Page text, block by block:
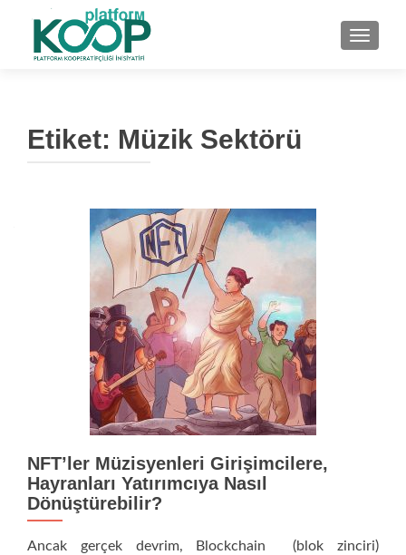
Etiket: Müzik Sektörü
NFT’ler Müzisyenleri Girişimcilere,
Hayranları Yatırımcıya Nasıl
Dönüştürebilir?
Ancak gerçek devrim, Blockchain (blok zinciri)